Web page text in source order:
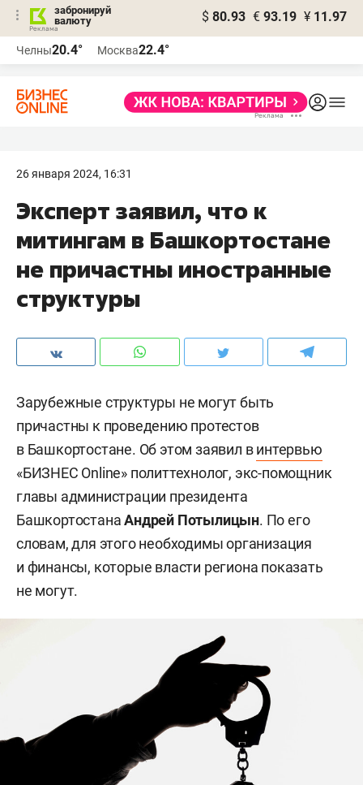
забронируй
валюту
$ 80.93 € 93.19 ¥ 11.97
Челны20.4° Москва22.4°
26 января 2024, 16:31
Эксперт заявил, что к
митингам в Башкортостане
не причастны иностранные
структуры
Зарубежные структуры не могут быть
причастны к проведению протестов
в Башкортостане. Об этом заявил винтервью
«БИЗНЕС Online» политтехнолог, экс-помощник
главы администрации президента
БашкортостанаАндрей Потылицын. По его
словам, для этого необходимы организация
и финансы, которые власти региона показать
не могут.